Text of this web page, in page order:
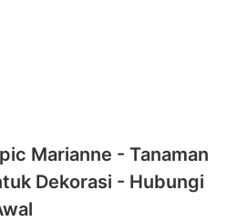
Marianne - Tanaman
Dekorasi - Hubungi